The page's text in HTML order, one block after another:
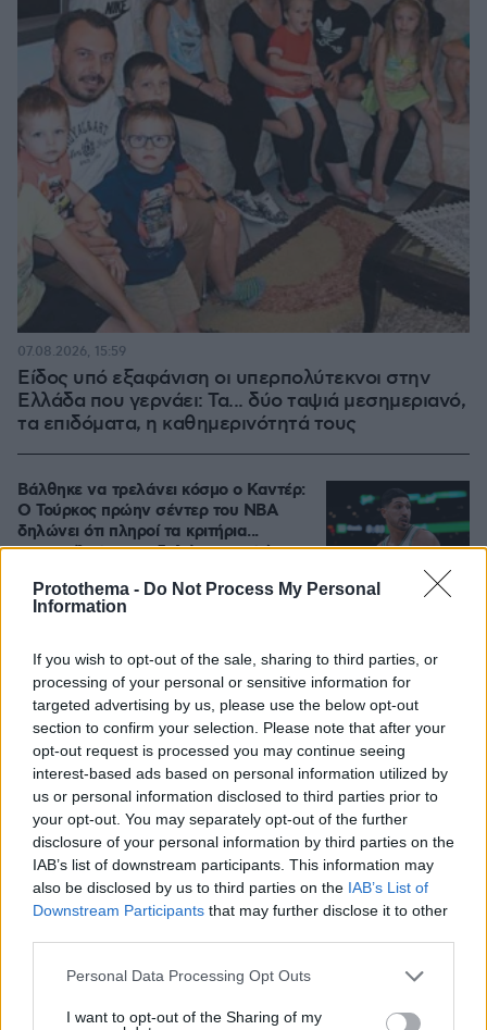
Protothema - Do Not Process My Personal
Information
If you wish to opt-out of the sale, sharing to third parties, or
processing of your personal or sensitive information for
targeted advertising by us, please use the below opt-out
section to confirm your selection. Please note that after your
opt-out request is processed you may continue seeing
interest-based ads based on personal information utilized by
us or personal information disclosed to third parties prior to
your opt-out. You may separately opt-out of the further
disclosure of your personal information by third parties on the
IAB’s list of downstream participants. This information may
also be disclosed by us to third parties on the IAB’s List of
Downstream Participants that may further disclose it to other
Please note that this website/app uses one or more Google
not limited to your visit or usage behaviour. You may click to
Personal Data Processing Opt Outs
I want to opt-out of the Sharing of my
Είδος υπό εξαφάνιση οι υπερπολύτεκνοι στην
Ελλάδα που γερνάει: Τα... δύο ταψιά μεσημεριανό,
τα επιδόματα, η καθημερινότητά τους
07.08.2026, 15:59
Βάλθηκε να τρελάνει κόσμο ο Καντέρ:
Ο Τούρκος πρώην σέντερ του NBA
δηλώνει ότι πληροί τα κριτήρια...
συμπερίληψης και δηλώνει υποψήφιος
07.08.2026, 23:30
Άλλος για data center; Επενδύσεις
€50 δισ. την ερχόμενη δεκαετία
07.08.2026, 20:16 328
Νέες καταγγελίες στην Ελπίδα για τη
Δημοκρατία: Γρατσία, Γαλανός,
Καρυστιανού και αυλικοί το
κόμμα
07.08.2026, 19:33 103